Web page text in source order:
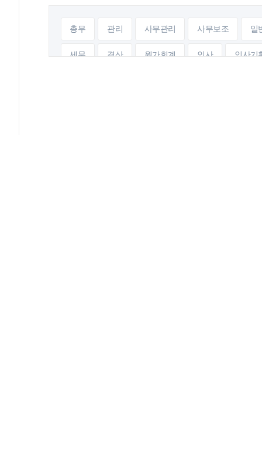
총무 관리 사무관리 사무보조 일
세무 결산 원가회계 인사 인사기